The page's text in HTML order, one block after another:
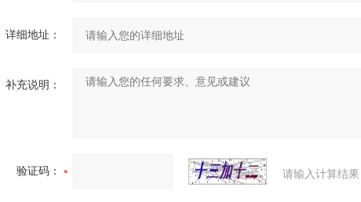
详细地址：
补充说明：
验证码： 请输入计算结